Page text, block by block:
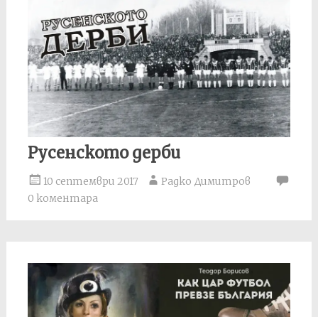
Русенското дерби
10 септември 2017
Радко Димитров
0 коментара